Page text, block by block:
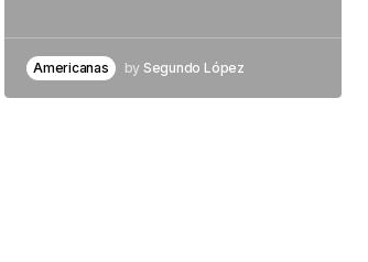
Americanas by Segundo López